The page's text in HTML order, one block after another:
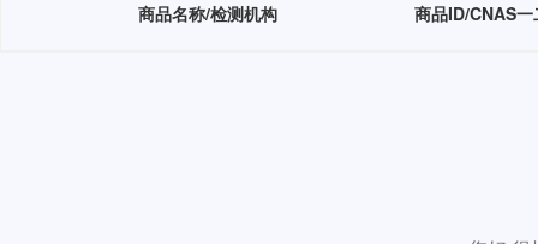
商品名称/检测机构 商品ID/CNAS